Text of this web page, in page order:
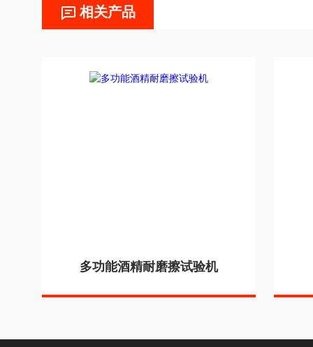
相关产品
多功能酒精耐磨擦试验机